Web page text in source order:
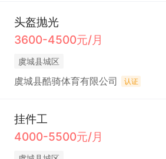
头盔抛光
3600-4500元/月
虞城县城区
虞城县酷骑体育有限公司 认证
挂件工
4000-5500元/月